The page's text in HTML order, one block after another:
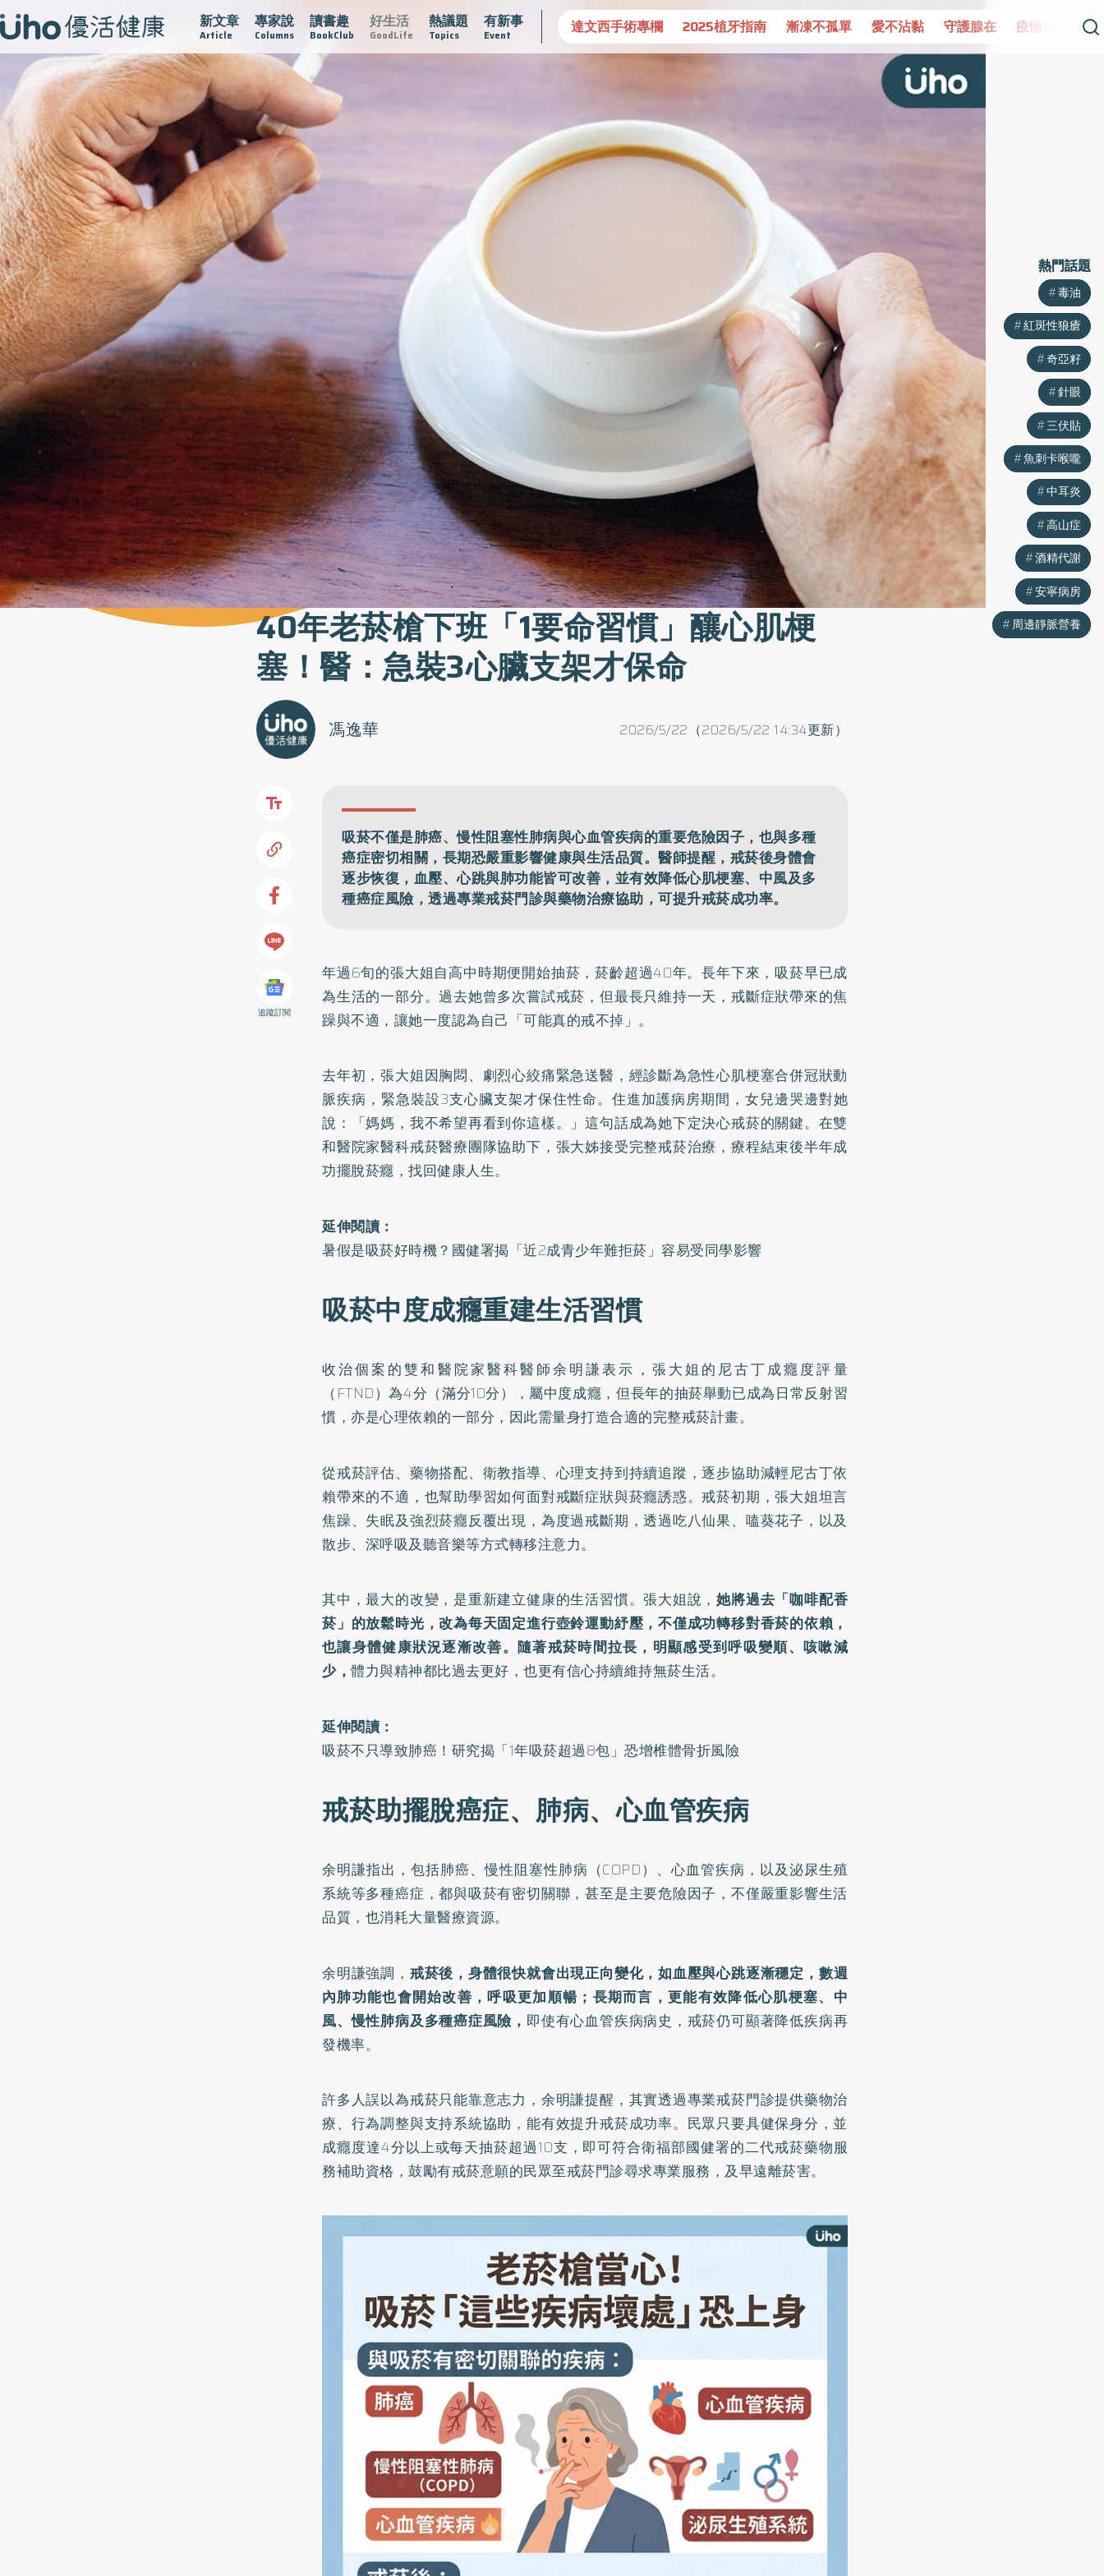
新文章
Article
專家說
Columns
讀書趣
BookClub
好生活
GoodLife
熱議題
Topics
有新事
Event
疫情保衛戰 再生醫學 愛的未來視 認識攝護腺肥大 守護骨骼健康 達文西手術專欄 2025植牙指南 漸凍不孤單 愛不沾黏 守護腺在 疫情保衛戰 再生醫學 愛的
40年老菸槍下班「1要命習慣」釀心肌梗
塞！醫：急裝3心臟支架才保命
2026/5/22（2026/5/22 14:34更新）
馮逸華
追蹤訂閱
吸菸不僅是肺癌、慢性阻塞性肺病與心血管疾病的重要危險因子，也與多種
癌症密切相關，長期恐嚴重影響健康與生活品質。醫師提醒，戒菸後身體會
逐步恢復，血壓、心跳與肺功能皆可改善，並有效降低心肌梗塞、中風及多
種癌症風險，透過專業戒菸門診與藥物治療協助，可提升戒菸成功率。
年過6旬的張大姐自高中時期便開始抽菸，菸齡超過40年。長年下來，吸菸早已成
為生活的一部分。過去她曾多次嘗試戒菸，但最長只維持一天，戒斷症狀帶來的焦
躁與不適，讓她一度認為自己「可能真的戒不掉」。
去年初，張大姐因胸悶、劇烈心絞痛緊急送醫，經診斷為急性心肌梗塞合併冠狀動
脈疾病，緊急裝設3支心臟支架才保住性命。住進加護病房期間，女兒邊哭邊對她
說：「媽媽，我不希望再看到你這樣。」這句話成為她下定決心戒菸的關鍵。在雙
和醫院家醫科戒菸醫療團隊協助下，張大姊接受完整戒菸治療，療程結束後半年成
功擺脫菸癮，找回健康人生。
延伸閱讀：
暑假是吸菸好時機？國健署揭「近2成青少年難拒菸」容易受同學影響
吸菸中度成癮重建生活習慣
收治個案的雙和醫院家醫科醫師余明謙表示，張大姐的尼古丁成癮度評量
（FTND）為4分（滿分10分），屬中度成癮，但長年的抽菸舉動已成為日常反射習
慣，亦是心理依賴的一部分，因此需量身打造合適的完整戒菸計畫。
從戒菸評估、藥物搭配、衛教指導、心理支持到持續追蹤，逐步協助減輕尼古丁依
賴帶來的不適，也幫助學習如何面對戒斷症狀與菸癮誘惑。戒菸初期，張大姐坦言
焦躁、失眠及強烈菸癮反覆出現，為度過戒斷期，透過吃八仙果、嗑葵花子，以及
散步、深呼吸及聽音樂等方式轉移注意力。
其中，最大的改變，是重新建立健康的生活習慣。張大姐說，她將過去「咖啡配香
菸」的放鬆時光，改為每天固定進行壺鈴運動紓壓，不僅成功轉移對香菸的依賴，
也讓身體健康狀況逐漸改善。隨著戒菸時間拉長，明顯感受到呼吸變順、咳嗽減
少， 體力與精神都比過去更好，也更有信心持續維持無菸生活。
延伸閱讀：
吸菸不只導致肺癌！研究揭「1年吸菸超過8包」恐增椎體骨折風險
戒菸助擺脫癌症、肺病、心血管疾病
余明謙指出，包括肺癌、慢性阻塞性肺病 （COPD）、心血管疾病，以及泌尿生殖
系統等多種癌症，都與吸菸有密切關聯，甚至是主要危險因子，不僅嚴重影響生活
品質，也消耗大量醫療資源。
余明謙強調， 戒菸後，身體很快就會出現正向變化，如血壓與心跳逐漸穩定，數週
內肺功能也會開始改善，呼吸更加順暢；長期而言，更能有效降低心肌梗塞、 中
風、慢性肺病及多種癌症風險， 即使有心血管疾病病史，戒菸仍可顯著降低疾病再
發機率。
許多人誤以為戒菸只能靠意志力，余明謙提醒，其實透過專業戒菸門診提供藥物治
療、行為調整與支持系統協助，能有效提升戒菸成功率。民眾只要具健保身分，並
成癮度達4分以上或每天抽菸超過10支，即可符合衛福部國健署的二代戒菸藥物服
務補助資格，鼓勵有戒菸意願的民眾至戒菸門診尋求專業服務，及早遠離菸害。
熱門話題
毒油
紅斑性狼瘡
奇亞籽
針眼
三伏貼
魚刺卡喉嚨
中耳炎
高山症
酒精代謝
安寧病房
周邊靜脈營養
熱門話題
毒油
紅斑性狼瘡
奇亞籽
針眼
三伏貼
魚刺卡喉嚨
中耳炎
高山症
酒精代謝
安寧病房
周邊靜脈營養